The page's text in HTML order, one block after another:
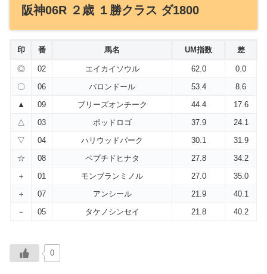
阪神06R ２歳 １勝クラス ダ1800
印 番 馬名 UM指数 差
◎ 02 エイカイソウル 62.0
0.0
〇
06 バロンドール 53.4
8.6
▲
09 ブリーズオンチーク 44.4
17.6
△
03 ポッドロゴ 37.9
24.1
▽
04 ハリウッドパーク 30.1
31.9
☆
08 ペプチドヒナタ 27.8
34.2
＋
01 モンブランミノル 27.0
35.0
＋
07 アンシール 21.9
40.1
－
05 タケノシンセイ 21.8 40.2
0